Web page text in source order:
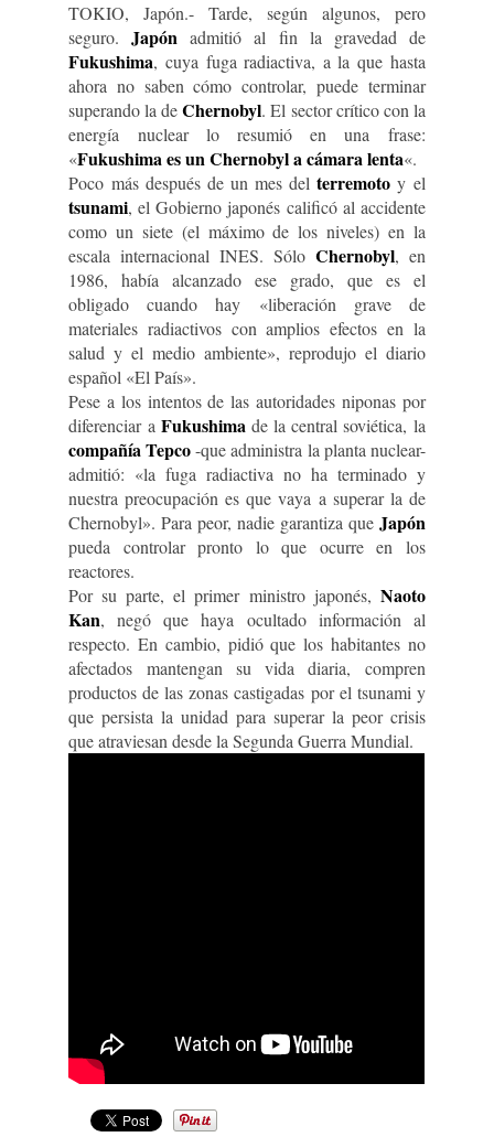
TOKIO, Japón.- Tarde, según algunos, pero
seguro.Japónadmitió al fin la gravedad de
Fukushima, cuya fuga radiactiva, a la que hasta
ahora no saben cómo controlar, puede terminar
superando la deChernobyl. El sector crítico con la
energía nuclear lo resumió en una frase:
«Fukushima es un Chernobyl a cámara lenta«.
Poco más después de un mes del terremoto y el
tsunami, el Gobierno japonés calificó al accidente
como un siete (el máximo de los niveles) en la
escala internacional INES. Sólo Chernobyl, en
1986, había alcanzado ese grado, que es el
obligado cuando hay «liberación grave de
materiales radiactivos con amplios efectos en la
salud y el medio ambiente», reprodujo el diario
español «El País».
Pese a los intentos de las autoridades niponas por
diferenciar a Fukushimade la central soviética, la
compañía Tepco-que administra la planta nuclear-
admitió: «la fuga radiactiva no ha terminado y
nuestra preocupación es que vaya a superar la de
Chernobyl». Para peor, nadie garantiza que Japón
pueda controlar pronto lo que ocurre en los
reactores.
Por su parte, el primer ministro japonés, Naoto
Kan, negó que haya ocultado información al
respecto. En cambio, pidió que los habitantes no
afectados mantengan su vida diaria, compren
productos de las zonas castigadas por el tsunami y
que persista la unidad para superar la peor crisis
que atraviesan desde la Segunda Guerra Mundial.